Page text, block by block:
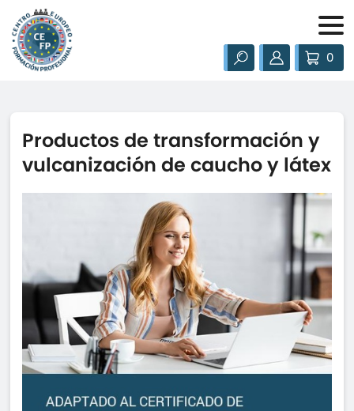
0
Productos de transformación y
vulcanización de caucho y látex